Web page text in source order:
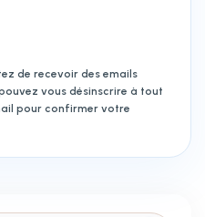
de recevoir des emails
vous désinscrire à tout
pour confirmer votre